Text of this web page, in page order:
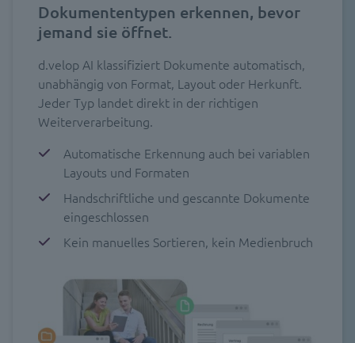
Dokumententypen erkennen, bevor
jemand sie öffnet.
d.velop AI klassifiziert Dokumente automatisch,
unabhängig von Format, Layout oder Herkunft.
Jeder Typ landet direkt in der richtigen
Weiterverarbeitung.
Automatische Erkennung auch bei variablen
Layouts und Formaten
Handschriftliche und gescannte Dokumente
eingeschlossen
Kein manuelles Sortieren, kein Medienbruch